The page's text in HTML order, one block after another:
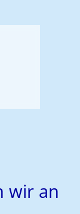
wir an